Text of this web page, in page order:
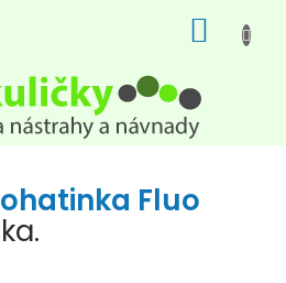
KOŠÍK
Fluo